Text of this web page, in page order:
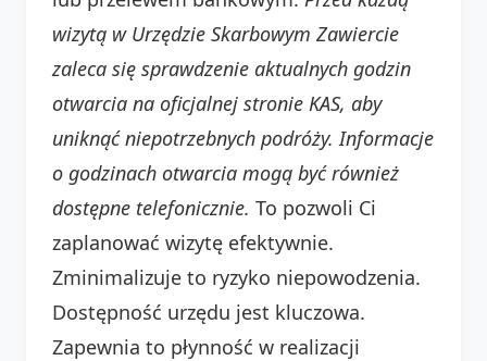
wizytą w Urzędzie Skarbowym Zawiercie
zaleca się sprawdzenie aktualnych godzin
otwarcia na oficjalnej stronie KAS, aby
uniknąć niepotrzebnych podróży. Informacje
o godzinach otwarcia mogą być również
dostępne telefonicznie. To pozwoli Ci
zaplanować wizytę efektywnie.
Zminimalizuje to ryzyko niepowodzenia.
Dostępność urzędu jest kluczowa.
Zapewnia to płynność w realizacji